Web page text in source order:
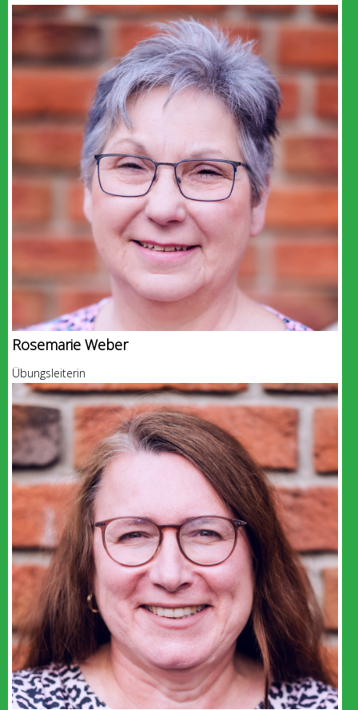
Rosemarie Weber
Übungsleiterin